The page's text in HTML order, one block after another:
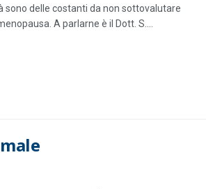
sono delle costanti da non sottovalutare
A parlarne è il Dott. S....